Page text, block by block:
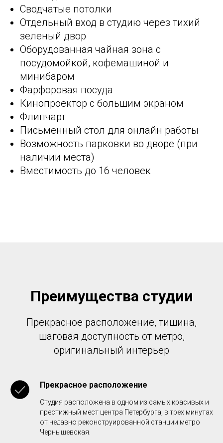
Сводчатые потолки
Отдельный вход в студию через тихий
зеленый двор
Оборудованная чайная зона с
посудомойкой, кофемашиной и
минибаром
Фарфоровая посуда
Кинопроектор с большим экраном
Флипчарт
Письменный стол для онлайн работы
Возможность парковки во дворе (при
наличии места)
Вместимость до 16 человек
Преимущества студии
Прекрасное расположение, тишина,
шаговая доступность от метро,
оригинальный интерьер
Прекрасное расположение
Студия расположена в одном из самых красивых и
престижный мест центра Петербурга, в трех минутах
от недавно реконструированной станции метро
Чернышевская.